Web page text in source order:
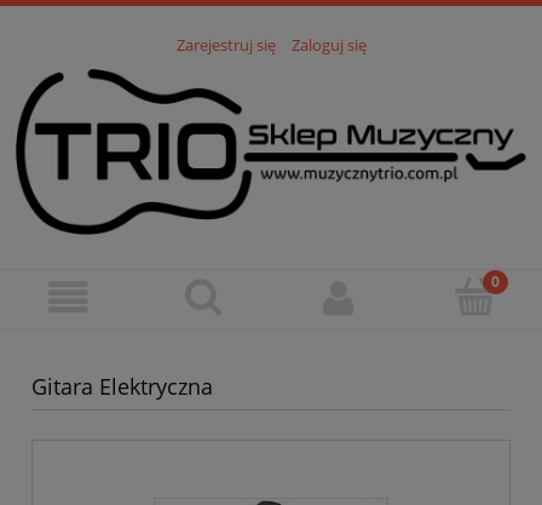
Zarejestruj się Zaloguj się
Gitara Elektryczna